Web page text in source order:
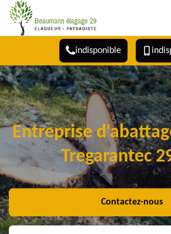
indisponible
Entreprise
Tregarantec
Contactez-nous